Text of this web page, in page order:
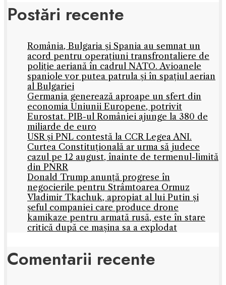
Postări recente
România, Bulgaria și Spania au semnat un
acord pentru operațiuni transfrontaliere de
poliție aeriană în cadrul NATO. Avioanele
spaniole vor putea patrula și în spațiul aerian
al Bulgariei
Germania generează aproape un sfert din
economia Uniunii Europene, potrivit
Eurostat. PIB-ul României ajunge la 380 de
miliarde de euro
USR și PNL contestă la CCR Legea ANI.
Curtea Constituțională ar urma să judece
cazul pe 12 august, înainte de termenul-limită
din PNRR
Donald Trump anunță progrese în
negocierile pentru Strâmtoarea Ormuz
Vladimir Tkachuk, apropiat al lui Putin și
șeful companiei care produce drone
kamikaze pentru armată rusă, este în stare
critică după ce mașina sa a explodat
Comentarii recente